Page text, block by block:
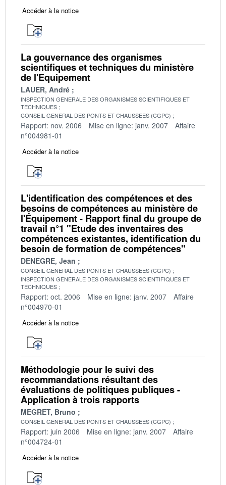
Accéder à la notice
La gouvernance des organismes
scientifiques et techniques du ministère
de l'Equipement
LAUER, André
INSPECTION GENERALE DES ORGANISMES SCIENTIFIQUES ET
TECHNIQUES
CONSEIL GENERAL DES PONTS ET CHAUSSEES (CGPC)
Rapport: nov. 2006 Mise en ligne: janv. 2007
Affaire
n°004981-01
Accéder à la notice
L'identification des compétences et des
besoins de compétences au ministère de
l'Équipement - Rapport final du groupe de
travail n°1 "Etude des inventaires des
compétences existantes, identification du
besoin de formation de compétences"
DENEGRE, Jean
CONSEIL GENERAL DES PONTS ET CHAUSSEES (CGPC)
INSPECTION GENERALE DES ORGANISMES SCIENTIFIQUES ET
TECHNIQUES
Rapport: oct. 2006 Mise en ligne: janv. 2007
Affaire
n°004970-01
Accéder à la notice
Méthodologie pour le suivi des
recommandations résultant des
évaluations de politiques publiques -
Application à trois rapports
MEGRET, Bruno
CONSEIL GENERAL DES PONTS ET CHAUSSEES (CGPC)
Rapport: juin 2006 Mise en ligne: janv. 2007
Affaire
n°004724-01
Accéder à la notice